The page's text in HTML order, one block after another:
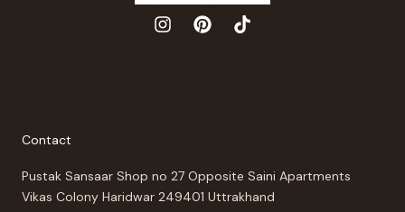
Contact
Pustak Sansaar Shop no 27 Opposite Saini Apartments
Vikas Colony Haridwar 249401 Uttrakhand